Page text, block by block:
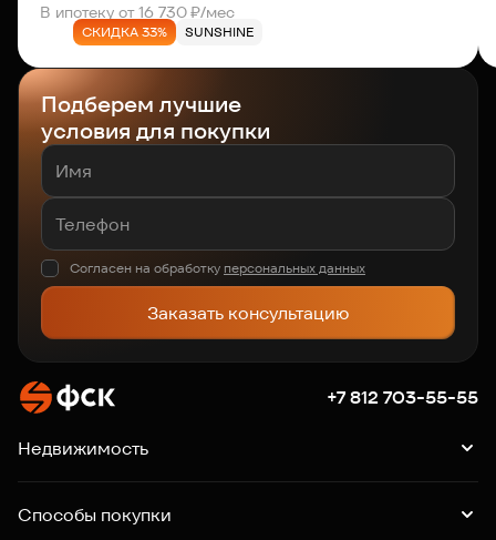
В ипотеку от 16 730 ₽/мес
СКИДКА 33% SUNSHINE
Подберем лучшие
условия для покупки
Согласен на обработку персональных данных
Заказать консультацию
+7 812 703-55-55
Недвижимость
Квартиры
Машино-места
Коммерция
Способы покупки